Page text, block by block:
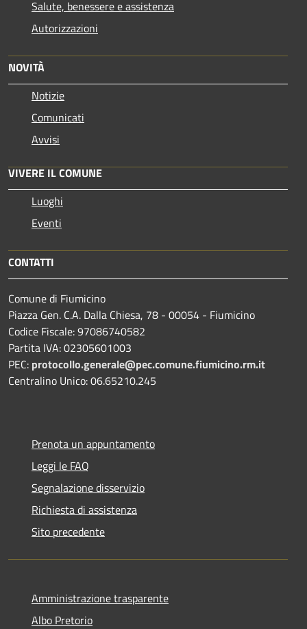
Salute, benessere e assistenza
Autorizzazioni
NOVITÀ
Notizie
Comunicati
Avvisi
VIVERE IL COMUNE
Luoghi
Eventi
CONTATTI
Comune di Fiumicino
Piazza Gen. C.A. Dalla Chiesa, 78 - 00054 - Fiumicino
Codice Fiscale: 97086740582
Partita IVA: 02305601003
PEC: protocollo.generale@pec.comune.fiumicino.rm.it
Centralino Unico: 06.65210.245
Prenota un appuntamento
Leggi le FAQ
Segnalazione disservizio
Richiesta di assistenza
Sito precedente
Amministrazione trasparente
Albo Pretorio